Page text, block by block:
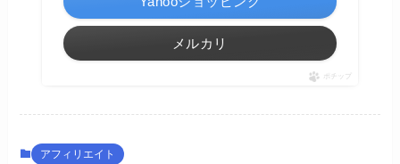
メルカリ
ポチップ
アフィリエイト